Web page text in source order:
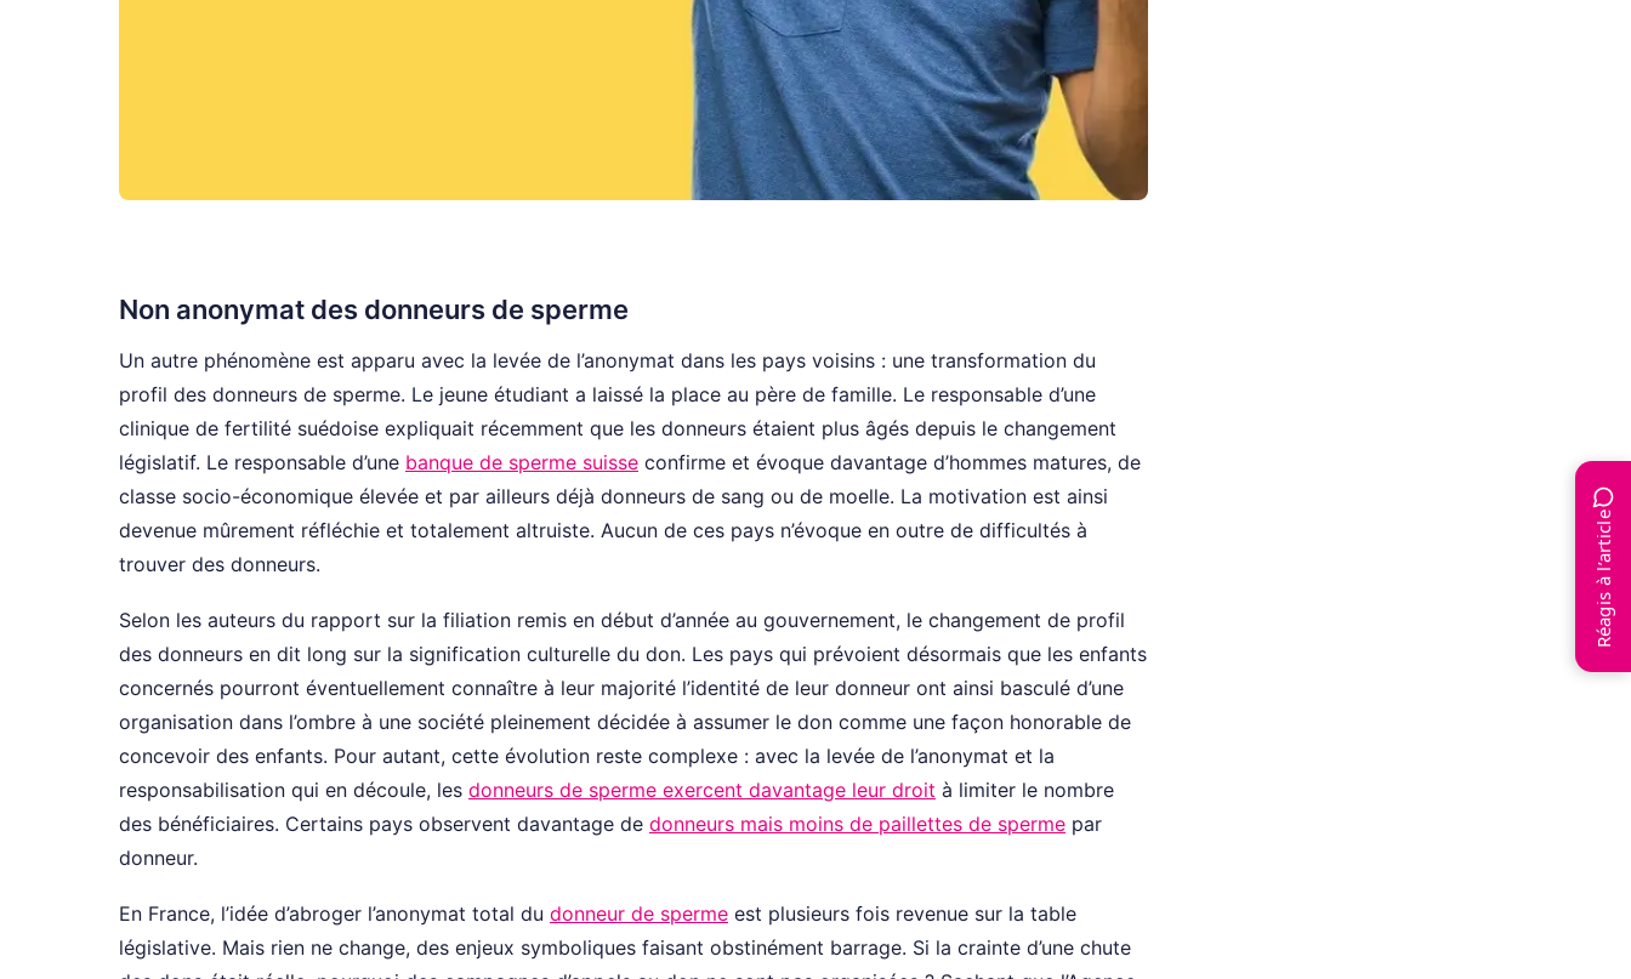
Non anonymat des donneurs de sperme
Un autre phénomène est apparu avec la levée de l’anonymat dans les pays voisins : une transformation du
profil des donneurs de sperme. Le jeune étudiant a laissé la place au père de famille. Le responsable d’une
clinique de fertilité suédoise expliquait récemment que les donneurs étaient plus âgés depuis le changement
législatif. Le responsable d’une banque de sperme suisse confirme et évoque davantage d’hommes matures, de
classe socio-économique élevée et par ailleurs déjà donneurs de sang ou de moelle. La motivation est ainsi
devenue mûrement réfléchie et totalement altruiste. Aucun de ces pays n’évoque en outre de difficultés à
trouver des donneurs.
Selon les auteurs du rapport sur la filiation remis en début d’année au gouvernement, le changement de profil
des donneurs en dit long sur la signification culturelle du don. Les pays qui prévoient désormais que les enfants
concernés pourront éventuellement connaître à leur majorité l’identité de leur donneur ont ainsi basculé d’une
organisation dans l’ombre à une société pleinement décidée à assumer le don comme une façon honorable de
concevoir des enfants. Pour autant, cette évolution reste complexe : avec la levée de l’anonymat et la
responsabilisation qui en découle, les donneurs de sperme exercent davantage leur droit à limiter le nombre
des bénéficiaires. Certains pays observent davantage de donneurs mais moins de paillettes de sperme par
donneur.
En France, l’idée d’abroger l’anonymat total du donneur de sperme est plusieurs fois revenue sur la table
législative. Mais rien ne change, des enjeux symboliques faisant obstinément barrage. Si la crainte d’une chute
Réagis à l’article